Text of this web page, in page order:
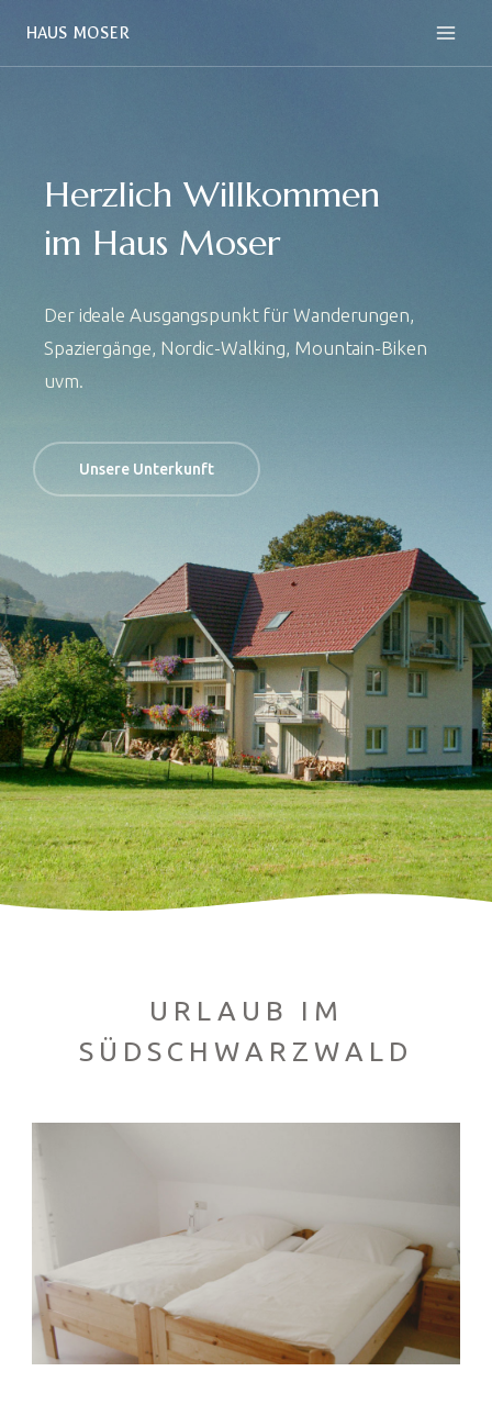
Inhalt
springen
HAUS MOSER
Herzlich Willkommen
im Haus Moser
Der ideale Ausgangspunkt für Wanderungen,
Spaziergänge, Nordic-Walking, Mountain-Biken
uvm.
Unsere Unterkunft
URLAUB IM
SÜDSCHWARZWALD